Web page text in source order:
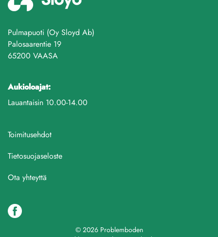
Pulmapuoti (Oy Sloyd Ab)
Palosaarentie 19
65200 VAASA
Aukioloajat:
Lauantaisin 10.00-14.00
Toimitusehdot
Tietosuojaseloste
Ota yhteyttä
© 2026 Problemboden